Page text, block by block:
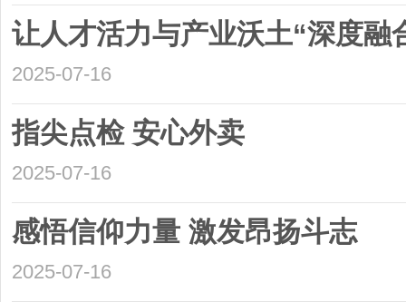
让人才活力与产业沃土“深度融
2025-07-16
指尖点检 安心外卖
2025-07-16
感悟信仰力量 激发昂扬斗志
2025-07-16